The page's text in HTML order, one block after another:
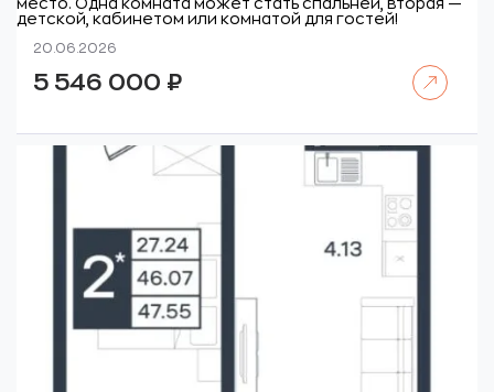
место. Одна комната может стать спальней, вторая —
детской, кабинетом или комнатой для гостей!
20.06.2026
5 546 000 ₽